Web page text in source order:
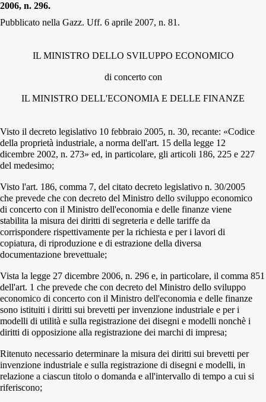
2006, n. 296.
Pubblicato nella Gazz. Uff. 6 aprile 2007, n. 81.
IL MINISTRO DELLO SVILUPPO ECONOMICO
di concerto con
IL MINISTRO DELL'ECONOMIA E DELLE FINANZE
Visto il decreto legislativo 10 febbraio 2005, n. 30, recante: «Codice
della proprietà industriale, a norma dell'art. 15 della legge 12
dicembre 2002, n. 273» ed, in particolare, gli articoli 186, 225 e 227
del medesimo;
Visto l'art. 186, comma 7, del citato decreto legislativo n. 30/2005
che prevede che con decreto del Ministro dello sviluppo economico
di concerto con il Ministro dell'economia e delle finanze viene
stabilita la misura dei diritti di segreteria e delle tariffe da
corrispondere rispettivamente per la richiesta e per i lavori di
copiatura, di riproduzione e di estrazione della diversa
documentazione brevettuale;
Vista la legge 27 dicembre 2006, n. 296 e, in particolare, il comma 851
dell'art. 1 che prevede che con decreto del Ministro dello sviluppo
economico di concerto con il Ministro dell'economia e delle finanze
sono istituiti i diritti sui brevetti per invenzione industriale e per i
modelli di utilità e sulla registrazione dei disegni e modelli nonchè i
diritti di opposizione alla registrazione dei marchi di impresa;
Ritenuto necessario determinare la misura dei diritti sui brevetti per
invenzione industriale e sulla registrazione di disegni e modelli, in
relazione a ciascun titolo o domanda e all'intervallo di tempo a cui si
riferiscono;